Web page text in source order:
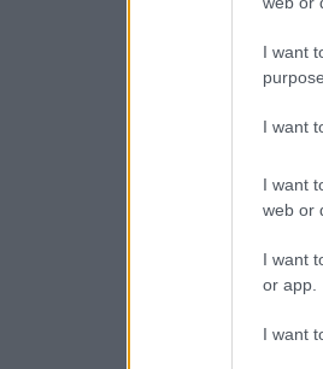
I want
I want
I want
web or
I want
or app.
I want
A